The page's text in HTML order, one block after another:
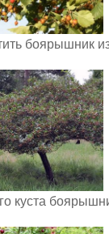
боярышник
куста